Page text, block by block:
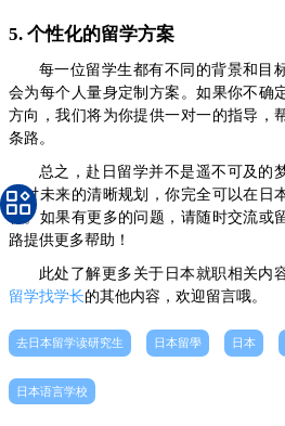
5. 个性化的留学方案
每一位留学生都有不同的背景和目
会为每个人量身定制方案。如果你不确
方向，我们将为你提供一对一的指导，
条路。
总之，赴日留学并不是遥不可及的
和对未来的清晰规划，你完全可以在日
标。如果有更多的问题，请随时交流或
路提供更多帮助！
此处了解更多关于日本就职相关内
留学找学长的其他内容，欢迎留言哦。
去日本留学读研究生 日本留學 日本
日本语言学校